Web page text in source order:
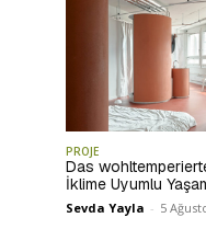
PROJE
Das
İklime Uyumlu
Sevda Yayla - 5